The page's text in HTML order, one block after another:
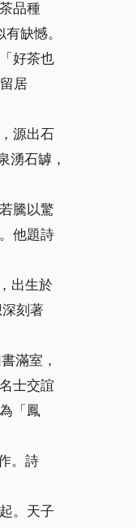
品種
缺憾。
好茶也
居
源出石
湧石罅，
騰以驚
他題詩
出生於
刻著
滿室，
士交誼
「鳳
。詩
。天子